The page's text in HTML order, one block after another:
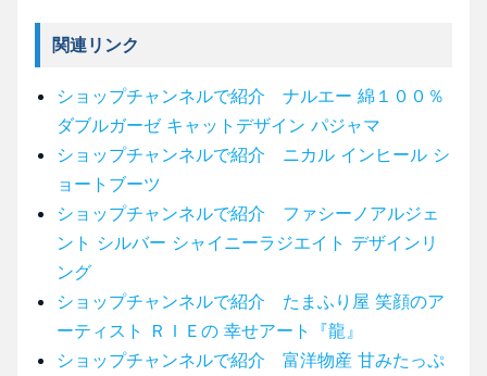
関連リンク
ショップチャンネルで紹介 ナルエー 綿１００％
ダブルガーゼ キャットデザイン パジャマ
ショップチャンネルで紹介 ニカル インヒール シ
ョートブーツ
ショップチャンネルで紹介 ファシーノアルジェ
ント シルバー シャイニーラジエイト デザインリ
ング
ショップチャンネルで紹介 たまふり屋 笑顔のア
ーティスト ＲＩＥの 幸せアート『龍』
ショップチャンネルで紹介 富洋物産 甘みたっぷ